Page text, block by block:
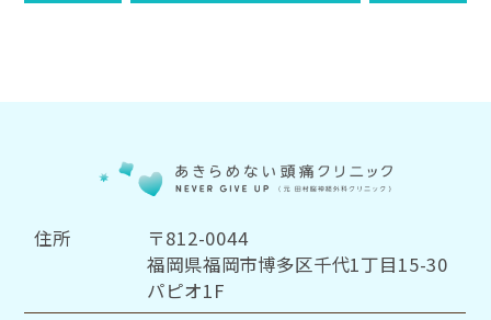
住所
〒812-0044
福岡県福岡市博多区千代1丁目15-30
パピオ1F